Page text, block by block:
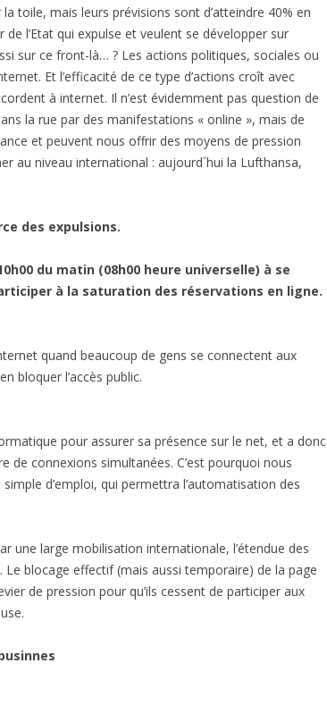
toile, mais leurs prévisions sont d’atteindre 40% en
l’Etat qui expulse et veulent se développer sur
sur ce front-là… ? Les actions politiques, sociales ou
Et l’efficacité de ce type d’actions croît avec
à internet. Il n’est évidemment pas question de
la rue par des manifestations « online », mais de
et peuvent nous offrir des moyens de pression
au niveau international : aujourd´hui la Lufthansa,
des expulsions.
du matin (08h00 heure universelle) à se
à la saturation des réservations en ligne.
quand beaucoup de gens se connectent aux
bloquer l’accès public.
pour assurer sa présence sur le net, et a donc
connexions simultanées. C’est pourquoi nous
d’emploi, qui permettra l’automatisation des
une large mobilisation internationale, l’étendue des
blocage effectif (mais aussi temporaire) de la page
de pression pour qu’ils cessent de participer aux